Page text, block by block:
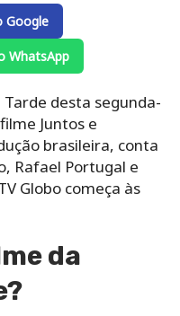
Google
WhatsApp
Tarde desta segunda-
Juntos e
brasileira, conta
Rafael Portugal e
Globo começa às
da